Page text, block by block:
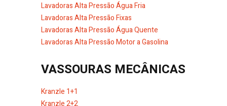
Lavadoras Alta Pressão Água Fria
Lavadoras Alta Pressão Fixas
Lavadoras Alta Pressão Água Quente
Lavadoras Alta Pressão Motor a Gasolina
VASSOURAS MECÂNICAS
Kranzle 1+1
Kranzle 2+2